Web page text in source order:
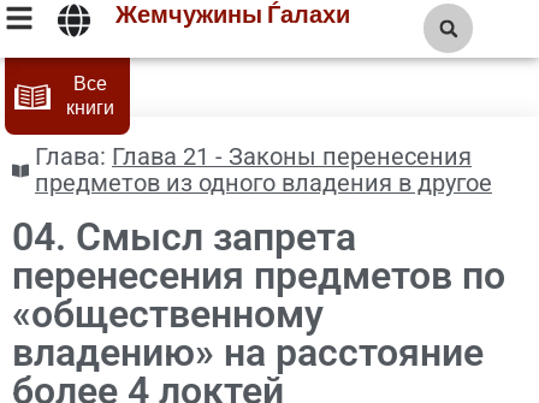
Жемчужины Ѓалахи
Все
книги
Глава: Глава 21 - Законы перенесения
предметов из одного владения в другое
04. Смысл запрета
перенесения предметов по
«общественному
владению» на расстояние
более 4 локтей